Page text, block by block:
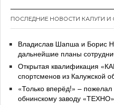
ПОСЛЕДНИЕ НОВОСТИ КАЛУГИ И
Владислав Шапша и Борис
дальнейшие планы
Открытая квалификация
спортсменов из Калужской
«Только вперёд!» –
обнинскому заводу «ТЕХНО»